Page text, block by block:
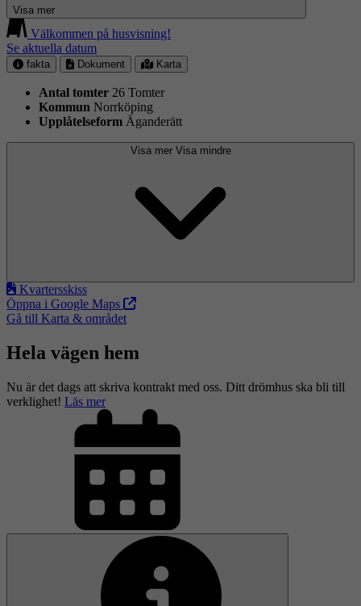
Visa mer
Välkommen på husvisning!
Se aktuella datum
fakta Dokument Karta
Antal tomter 26 Tomter
Kommun Norrköping
Upplåtelseform Äganderätt
Visa mer Visa mindre
Kvartersskiss
Öppna i Google Maps
Gå till Karta & området
Hela vägen hem
Nu är det dags att skriva kontrakt med oss. Ditt drömhus ska bli till
verklighet! Läs mer